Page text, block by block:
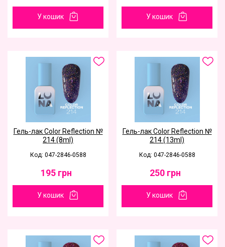
У кошик У кошик
Гель-лак Color Reflection №
214 (8ml)
Код: 047-2846-0588
195 грн
У кошик
Гель-лак Color Reflection №
214 (13ml)
Код: 047-2846-0588
250 грн
У кошик